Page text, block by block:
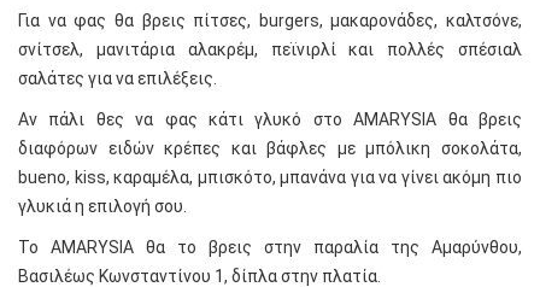
Για να φας θα βρεις πίτσες, burgers, μακαρονάδες, καλτσόνε,
σνίτσελ, μανιτάρια αλακρέμ, πεϊνιρλί και πολλές σπέσιαλ
σαλάτες για να επιλέξεις.
Αν πάλι θες να φας κάτι γλυκό στο AMARYSIA θα βρεις
διαφόρων ειδών κρέπες και βάφλες με μπόλικη σοκολάτα,
bueno, kiss, καραμέλα, μπισκότο, μπανάνα για να γίνει ακόμη πιο
γλυκιά η επιλογή σου.
Το AMARYSIA θα το βρεις στην παραλία της Αμαρύνθου,
Βασιλέως Κωνσταντίνου 1, δίπλα στην πλατία.